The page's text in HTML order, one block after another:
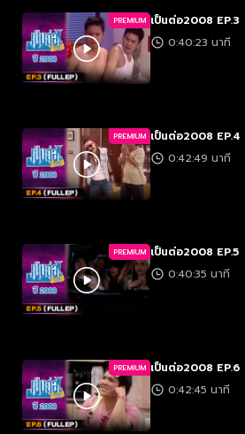
PREMIUM เป็นต่อ2008 EP.3
0:40:23 นาที
PREMIUM เป็นต่อ2008 EP.4
0:42:49 นาที
PREMIUM เป็นต่อ2008 EP.5
0:40:35 นาที
PREMIUM เป็นต่อ2008 EP.6
0:42:45 นาที